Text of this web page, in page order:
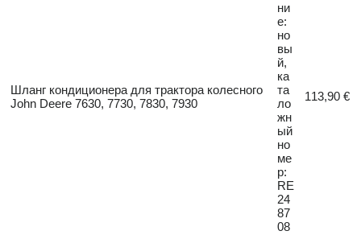
Шланг кондиционера для трактора колесного
John Deere 7630, 7730, 7830, 7930
ни
е:
но
вы
й,
ка
та
ло
жн
ый
но
ме
р:
RE
24
87
08
113,90 €